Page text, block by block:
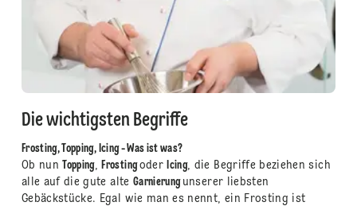
Die wichtigsten Begriffe
Frosting, Topping, Icing - Was ist was?
Ob nun
Topping, Frostingoder Icing, die Begriffe beziehen sich
alle auf die gute alte Garnierung unserer liebsten
Gebäckstücke. Egal wie man es nennt, ein Frosting ist